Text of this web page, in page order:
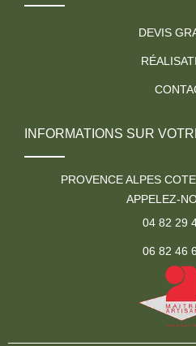
DEVIS
INFORMATIONS SUR
PROVENCE ALPES
APPELEZ-
04 82 29
06 82 46